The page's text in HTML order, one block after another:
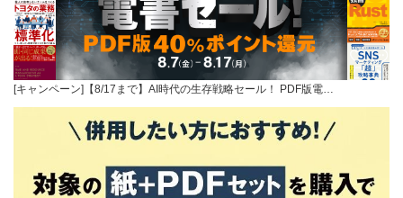
[キャンペーン]【8/17まで】AI時代の生存戦略セール！ PDF版電…